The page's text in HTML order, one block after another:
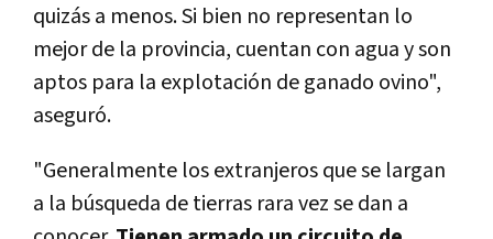
quizás a menos. Si bien no representan lo
mejor de la provincia, cuentan con agua y son
aptos para la explotación de ganado ovino",
aseguró.
"Generalmente los extranjeros que se largan
a la búsqueda de tierras rara vez se dan a